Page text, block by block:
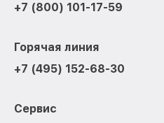
+7 (800) 101-17-59
Горячая линия
+7 (495) 152-68-30
Сервис